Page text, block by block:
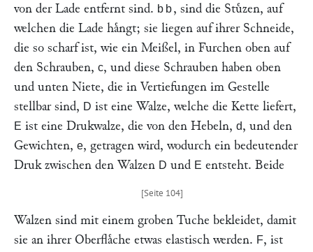
von der Lade entfernt sind. bb, sind die Stuͤzen, auf
welchen die Lade haͤngt; sie liegen auf ihrer Schneide,
die so scharf ist, wie ein Meißel, in Furchen oben auf
den Schrauben, c, und diese Schrauben haben oben
und unten Niete, die in Vertiefungen im Gestelle
stellbar sind, D ist eine Walze, welche die Kette liefert,
E ist eine Drukwalze, die von den Hebeln, d, und den
Gewichten, e, getragen wird, wodurch ein bedeutender
Druk zwischen den Walzen D und E entsteht. Beide
Walzen sind mit einem groben Tuche bekleidet, damit
sie an ihrer Oberflaͤche etwas elastisch werden. F, ist